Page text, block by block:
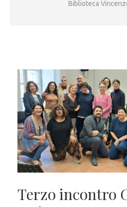
Biblioteca
Terzo incontro